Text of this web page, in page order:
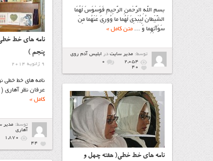
بسم اللَّهِ الرَّحْمنِ الرَّحِيمِ فَوَسْوَسَ لَهُمَا
الشَّيْطانُ لِيُبْدِيَ لَهُما ما وُورِيَ عَنْهُما مِنْ
سَوْآتِهِما وَ ... متن کامل »
توسط: مدیر سایت در ابليس آدم روي
2,054
۰
40
نامه هاي خط
پنجم )
9 ژانویه 2014
نامه هاي خط خطی
عرفان نظر آهاری
کامل »
توسط: مدیر
آهاري
1,870
44
نامه هاي خط خطی( هفته چهل و